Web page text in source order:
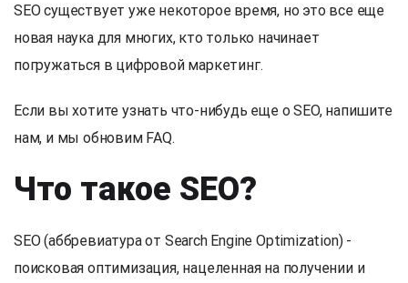
SEO существует уже некоторое время, но это все еще
новая наука для многих, кто только начинает
погружаться в цифровой маркетинг.
Если вы хотите узнать что-нибудь еще о SEO, напишите
нам, и мы обновим FAQ.
Что такое SEO?
SEO (аббревиатура от Search Engine Optimization) -
поисковая оптимизация, нацеленная на получении и